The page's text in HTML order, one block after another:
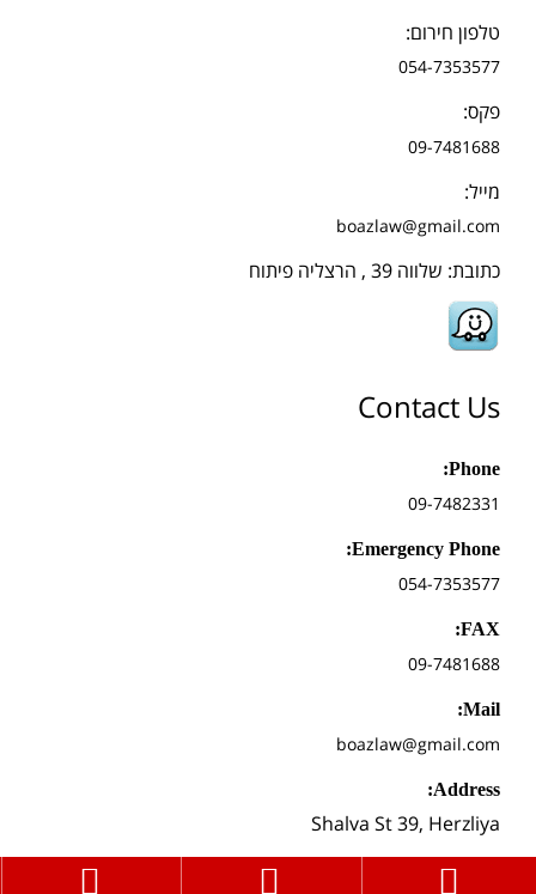
טלפון חירום:
054-7353577
פקס:
09-7481688
מייל:
boazlaw@gmail.com
כתובת: שלווה 39 , הרצליה פיתוח
Contact Us
Phone:
09-7482331
Emergency Phone:
054-7353577
FAX:
09-7481688
Mail:
boazlaw@gmail.com
Address:
Shalva St 39, Herzliya